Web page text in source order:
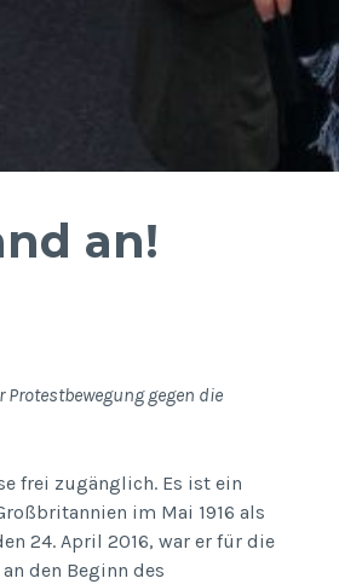
an!
gegen die
frei zugänglich. Es ist ein
im Mai 1916 als
24. April 2016, war er für die
den Beginn des